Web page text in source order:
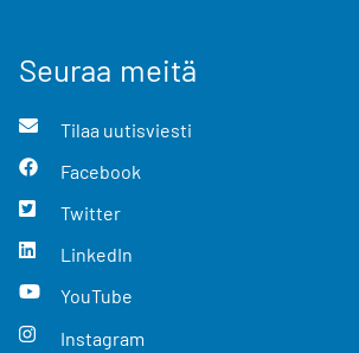
Seuraa meitä
Tilaa uutisviesti
Facebook
Twitter
LinkedIn
YouTube
Instagram